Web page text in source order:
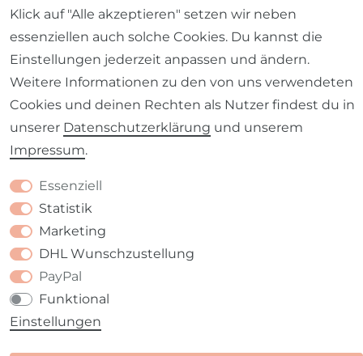
Barrierefreiheitserklärung Widerrufs­recht
VERTRAG WIDERRUFEN
Klick auf "Alle akzeptieren" setzen wir neben
essenziellen auch solche Cookies. Du kannst die
Einstellungen jederzeit anpassen und ändern.
Weitere Informationen zu den von uns verwendeten
Cookies und deinen Rechten als Nutzer findest du in
unserer Daten­schutz­erklärung und unserem
Impressum.
Essenziell
Statistik
Marketing
DHL Wunschzustellung
PayPal
Funktional
Einstellungen